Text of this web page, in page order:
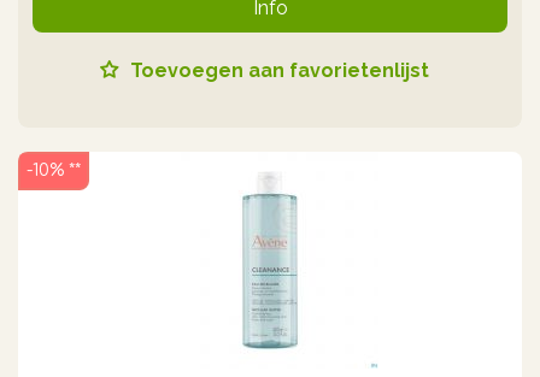
Info
Toevoegen aan favorietenlijst
-10% **